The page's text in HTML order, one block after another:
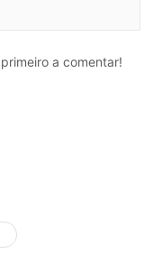
a comentar!